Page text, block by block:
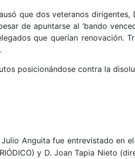
que dos veteranos dirigentes,
de apuntarse al ‘bando
que querían renovación.
posicionándose contra la
Anguita fue entrevistado en el
y D. Joan Tapia Nieto